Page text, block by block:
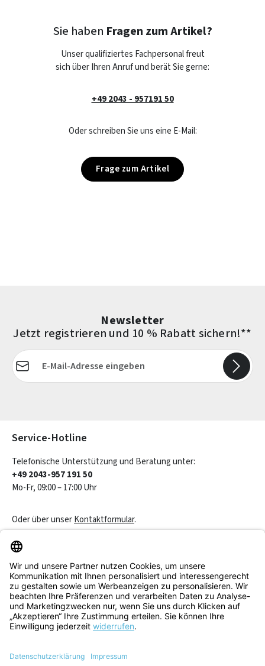
Sie haben Fragen zum Artikel?
Unser qualifiziertes Fachpersonal freut
sich über Ihren Anruf und berät Sie gerne:
+49 2043 - 957191 50
Oder schreiben Sie uns eine E-Mail:
Frage zum Artikel
Newsletter
Jetzt registrieren und 10 % Rabatt sichern!**
E-Mail-Adresse*
Service-Hotline
Telefonische Unterstützung und Beratung unter:
+49 2043-957 191 50
Mo-Fr, 09:00 – 17:00 Uhr
Oder über unserKontaktformular.
Service & Beratung
Informationen